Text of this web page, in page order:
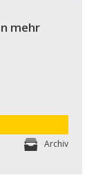
mehr
Archiv